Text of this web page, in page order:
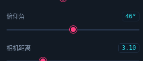
俯仰角 46°
相机距离 3.10